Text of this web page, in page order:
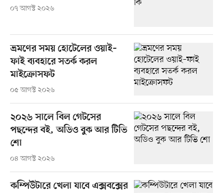
০৭ আগস্ট ২০২৬
ভ্রমণের সময় হোটেলের ওয়াই–
ফাই ব্যবহারে সতর্ক করল
মাইক্রোসফট
০৫ আগস্ট ২০২৬
২০২৬ সালে বিল গেটসের
পছন্দের বই, অডিও বুক আর টিভি
শো
০৪ আগস্ট ২০২৬
কম্পিউটারে খেলা যাবে এক্সবক্সের